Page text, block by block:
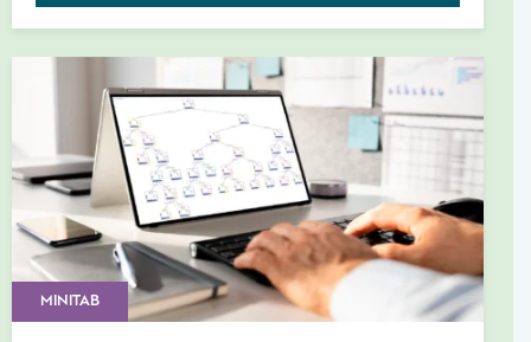
MINITAB